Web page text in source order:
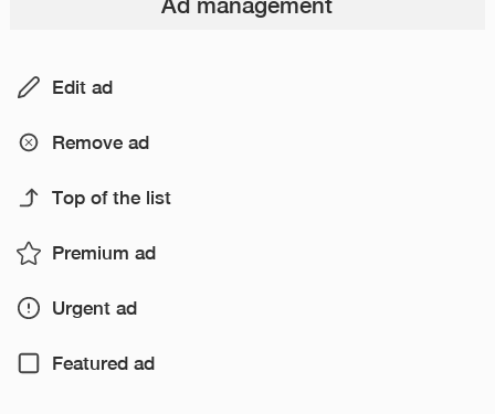
Edit ad
Remove ad
Top of the list
Premium ad
Urgent ad
Featured ad